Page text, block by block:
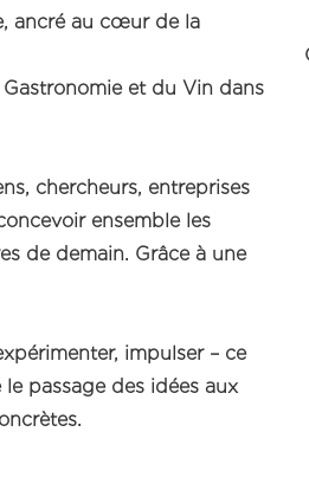
ancré au cœur de la
et du Vin dans
chercheurs, entreprises
ensemble les
de demain. Grâce à une
impulser – ce
passage des idées aux